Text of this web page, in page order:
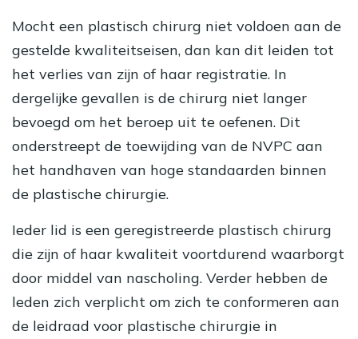
Mocht een plastisch chirurg niet voldoen aan de
gestelde kwaliteitseisen, dan kan dit leiden tot
het verlies van zijn of haar registratie. In
dergelijke gevallen is de chirurg niet langer
bevoegd om het beroep uit te oefenen. Dit
onderstreept de toewijding van de NVPC aan
het handhaven van hoge standaarden binnen
de plastische chirurgie.
Ieder lid is een geregistreerde plastisch chirurg
die zijn of haar kwaliteit voortdurend waarborgt
door middel van nascholing. Verder hebben de
leden zich verplicht om zich te conformeren aan
de leidraad voor plastische chirurgie in